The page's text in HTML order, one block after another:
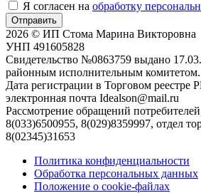
Я согласен на обработку
Отправить
2026 © ИП Стома Марина Викторовна
УНП 491605828
Свидетельство №0863759 выдано
районным исполнительным комитетом.
Дата регистрации в Торговом реестре
электронная почта Idealson@mail.ru
Рассмотрение обращений
8(033)6500955, 8(029)8359997, отдел
8(02345)31653
Политика конфиденциальности
Обработка персональных данных
Положение о cookie-файлах